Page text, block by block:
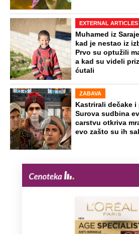
EXTERNAL ARTICLES
Muhamed iz
kad je nestao iz
Prvo su optužili
a kad su videli
ćutali
ZABAVA
Kastrirali dečake
Surova sudbina
carstvu otkriva
evo zašto su ih